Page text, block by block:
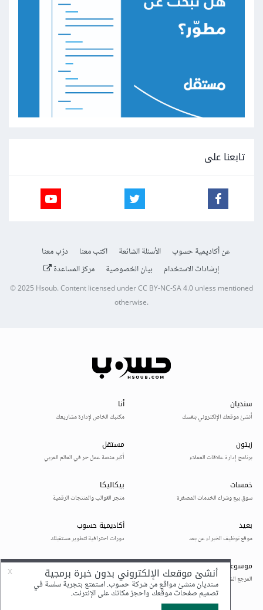
تابعنا على
عن أكاديمية حسوب الأسئلة الشائعة اكتب معنا
درّب معنا
إرشادات الاستخدام
بيان الخصوصية مركز المساعدة
© 2025Hsoub.Content licensed underCC BY-NC-SA 4.0unless mentioned
otherwise.